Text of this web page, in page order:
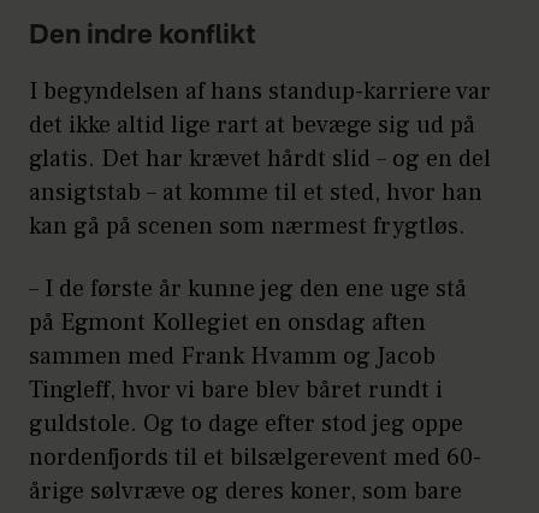
Den indre konflikt
I begyndelsen af hans standup-karriere var
det ikke altid lige rart at bevæge sig ud på
glatis. Det har krævet hårdt slid – og en del
ansigtstab – at komme til et sted, hvor han
kan gå på scenen som nærmest frygtløs.
– I de første år kunne jeg den ene uge stå
på Egmont Kollegiet en onsdag aften
sammen med Frank Hvamm og Jacob
Tingleff, hvor vi bare blev båret rundt i
guldstole. Og to dage efter stod jeg oppe
nordenfjords til et bilsælgerevent med 60-
årige sølvræve og deres koner, som bare